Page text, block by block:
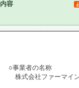
内容
○事業者の名称
株式会社ファーマイ